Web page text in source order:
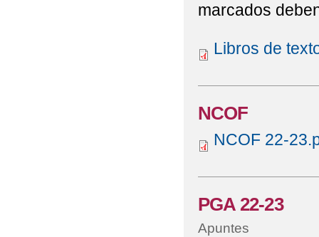
marcados
Libros de
NCOF
NCOF 22-
PGA 22-23
Apuntes